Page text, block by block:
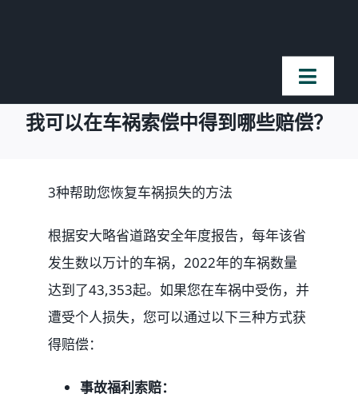
Toggle
首页
案件简介
客户赞誉
我可以在车祸索偿中得到哪些赔偿？
3种帮助您恢复车祸损失的方法
根据安大略省道路安全年度报告，每年该省
发生数以万计的车祸，2022年的车祸数量
达到了43,353起。如果您在车祸中受伤，并
遭受个人损失，您可以通过以下三种方式获
得赔偿：
事故福利索赔：